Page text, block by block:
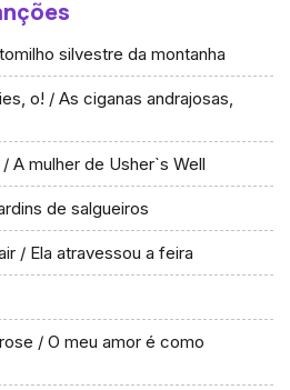
silvestre da montanha
o! / As ciganas andrajosas,
A mulher de Usher`s Well
de salgueiros
/ Ela atravessou a feira
/ O meu amor é como